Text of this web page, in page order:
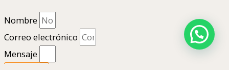
Nombre
Correo electrónico
Mensaje